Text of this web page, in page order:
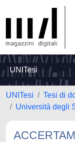
UNITesi
UNITesi
Tesi di
Università degli